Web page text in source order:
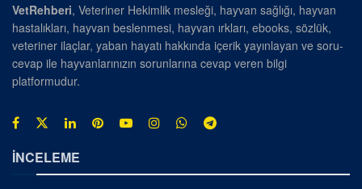
VetRehberi, Veteriner Hekimlik mesleği, hayvan sağlığı, hayvan
hastalıkları, hayvan beslenmesi, hayvan ırkları, ebooks, sözlük,
veteriner ilaçlar, yaban hayatı hakkında içerik yayınlayan ve soru-
cevap ile hayvanlarınızın sorunlarına cevap veren bilgi
platformudur.
İNCELEME